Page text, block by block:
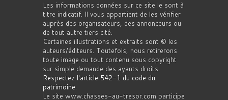
Les informations données sur ce site le sont à
titre indicatif. Il vous appartient de les vérifier
auprès des organisateurs, des annonceurs ou
de tout autre tiers cité.
Certaines illustrations et extraits sont © les
auteurs/éditeurs. Toutefois, nous retirerons
toute image ou tout contenu sous copyright
sur simple demande des ayants droits.
Respectez l'article 542-1 du code du
patrimoine.
Le site www.chasses-au-tresor.com participe